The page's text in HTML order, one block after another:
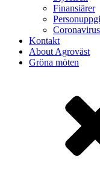
Finansiärer
Kontakt
About Agroväst
Gröna möten